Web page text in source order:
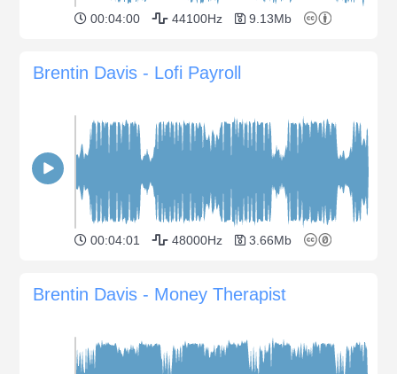
00:04:00 44100Hz 9.13Mb
Brentin Davis - Lofi Payroll
00:04:01 48000Hz 3.66Mb
Brentin Davis - Money Therapist